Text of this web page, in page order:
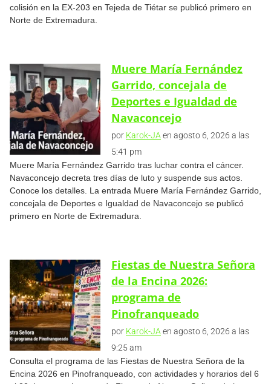
colisión en la EX-203 en Tejeda de Tiétar se publicó primero en
Norte de Extremadura.
Muere María Fernández
Garrido, concejala de
Deportes e Igualdad de
Navaconcejo
por Karok-JA en agosto 6, 2026 a las
5:41 pm
Muere María Fernández Garrido tras luchar contra el cáncer.
Navaconcejo decreta tres días de luto y suspende sus actos.
Conoce los detalles. La entrada Muere María Fernández Garrido,
concejala de Deportes e Igualdad de Navaconcejo se publicó
primero en Norte de Extremadura.
Fiestas de Nuestra Señora
de la Encina 2026:
programa de
Pinofranqueado
por Karok-JA en agosto 6, 2026 a las
9:25 am
Consulta el programa de las Fiestas de Nuestra Señora de la
Encina 2026 en Pinofranqueado, con actividades y horarios del 6